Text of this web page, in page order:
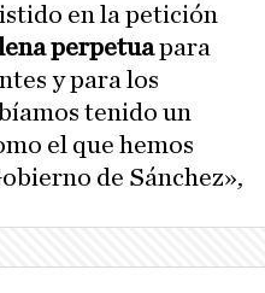
en la petición
perpetuapara
y para los
tenido un
el que hemos
de Sánchez»,